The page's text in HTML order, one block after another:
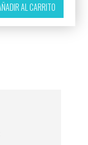
AL CARRITO